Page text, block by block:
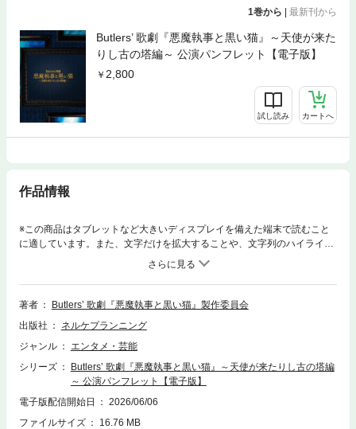
1巻から | 最新刊から
Butlers’ 歌劇『悪魔執事と黒い猫』～天使が来た
りし古の塔編～ 公演パンフレット【電子版】
2,800
試し読み カートへ
作品情報
※この商品はタブレットなど大きいディスプレイを備えた端末で読むこと
に適しています。また、文字だけを拡大することや、文字列のハイライ
ト、検索、辞書の参照、引用などの機能が使用できません。フルカラー／
著者
Butlers’ 歌劇『悪魔執事と黒い猫』製作委員会
出版社
ネルケプランニング
ジャンル
エンタメ・芸能
シリーズ
Butlers’ 歌劇『悪魔執事と黒い猫』～天使が来たりし古の塔編
～ 公演パンフレット【電子版】
電子版配信開始日
2026/06/06
ファイルサイズ
16.76 MB